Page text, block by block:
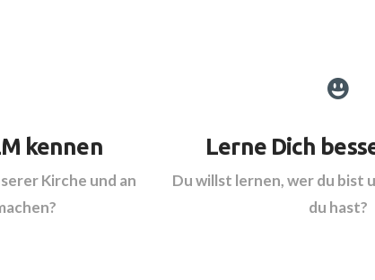
kennen
Kirche und an
Lerne Dich
Du willst lernen, wer du bist
du hast?